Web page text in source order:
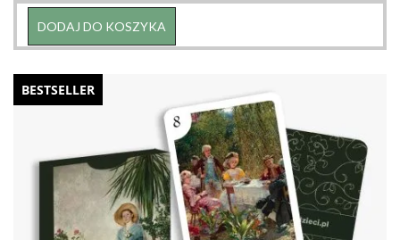
DODAJ DO KOSZYKA
BESTSELLER